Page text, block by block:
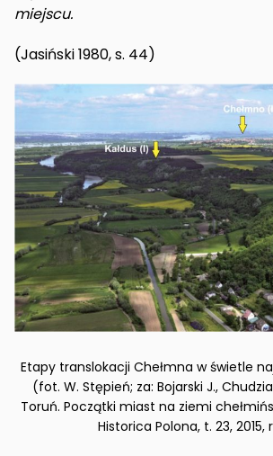
miejscu.
(Jasiński 1980, s. 44)
Etapy translokacji Chełmna w świetle
(fot. W. Stępień; za: Bojarski J.,
Toruń. Początki miast na ziemi
Historica Polona, t. 23, 2015,